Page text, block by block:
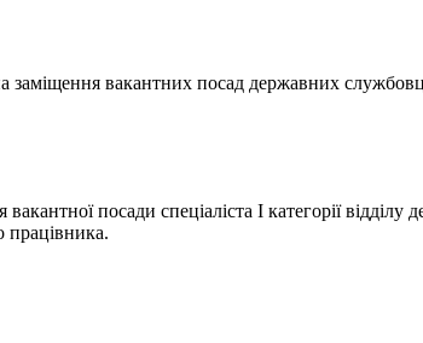
заміщення вакантних посад державних
посади спеціаліста І категорії відділу
працівника.